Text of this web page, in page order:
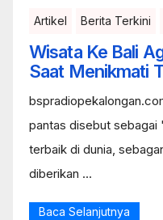
Artikel Berita Terkini
Wisata Ke Bali
Saat Menikmati
pantas disebut sebagai
terbaik di dunia,
diberikan ...
Baca Selanjutnya